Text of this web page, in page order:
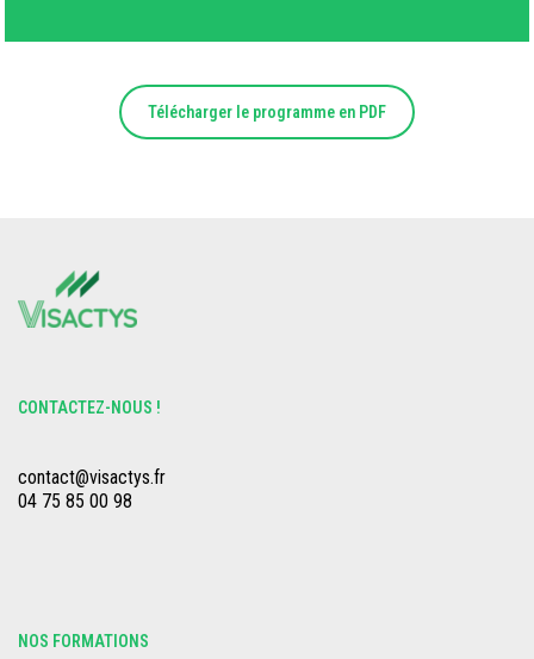
Télécharger le programme en PDF
CONTACTEZ-NOUS !
contact@visactys.fr
04 75 85 00 98
NOS FORMATIONS